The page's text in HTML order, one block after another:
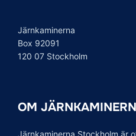
Järnkaminerna
Box 92091
120 07 Stockholm
OM
Järnkaminerna Stockholm är